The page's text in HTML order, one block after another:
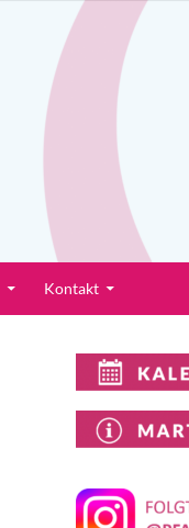
Kontakt